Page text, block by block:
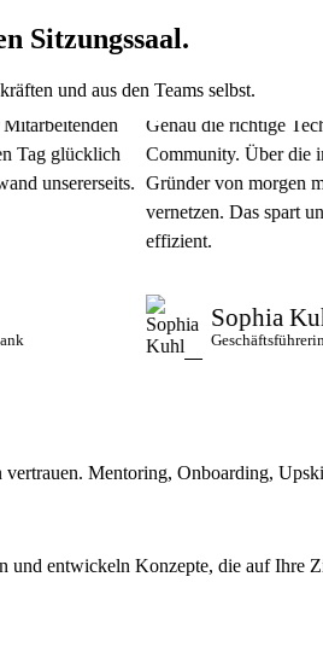
Sitzungssaal.
und aus den Teams selbst.
Genau die richtige
Community. Über die
Gründer von morgen mit den
vernetzen. Das spart uns
effizient.
Sophia Kuhl
Geschäftsführerin, HHL
Mentoring, Onboarding,
und entwickeln Konzepte, die auf